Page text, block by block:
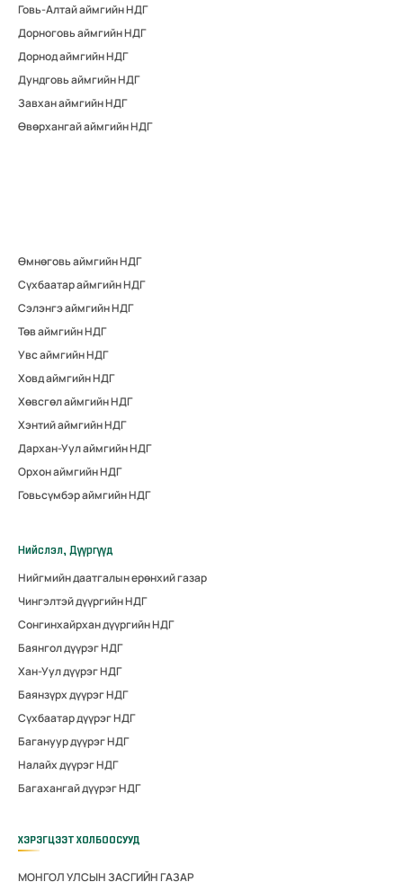
Говь-Алтай аймгийн НДГ
Дорноговь аймгийн НДГ
Дорнод аймгийн НДГ
Дундговь аймгийн НДГ
Завхан аймгийн НДГ
Өвөрхангай аймгийн НДГ
Өмнөговь аймгийн НДГ
Сүхбаатар аймгийн НДГ
Сэлэнгэ аймгийн НДГ
Төв аймгийн НДГ
Увс аймгийн НДГ
Ховд аймгийн НДГ
Хөвсгөл аймгийн НДГ
Хэнтий аймгийн НДГ
Дархан-Уул аймгийн НДГ
Орхон аймгийн НДГ
Говьсүмбэр аймгийн НДГ
Нийслэл, Дүүргүүд
Нийгмийн даатгалын ерөнхий газар
Чингэлтэй дүүргийн НДГ
Сонгинхайрхан дүүргийн НДГ
Баянгол дүүрэг НДГ
Хан-Уул дүүрэг НДГ
Баянзүрх дүүрэг НДГ
Сүхбаатар дүүрэг НДГ
Багануур дүүрэг НДГ
Налайх дүүрэг НДГ
Багахангай дүүрэг НДГ
ХЭРЭГЦЭЭТ ХОЛБООСУУД
МОНГОЛ УЛСЫН ЗАСГИЙН ГАЗАР